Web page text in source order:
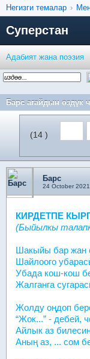
Негизги темалар ›
Суперстан
Адабият жана поэзия
Барс агайдын өздүк
(14 )
Барс
24 October
КИРДЕТПЕ
(Быйылкы
Шакыйы бар жан
Шайлоого
Убада кош-кош
Жалганга
Жолду оңдоп
“Жок...” - дебей,
Айлык аз
Аның аз, ... сом